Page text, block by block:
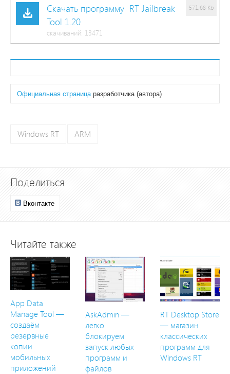
Скачать программу RT Jailbreak
Tool 1.20
cкачиваний: 13471
571,68 Kb
Официальная страница разработчика (автора)
Windows RT ARM
Поделиться
Вконтакте
Читайте также
App Data
Manage Tool —
создаём
резервные
копии
мобильных
приложений
AskAdmin —
легко
блокируем
запуск любых
программ и
файлов
RT Desktop Store
— магазин
классических
программ для
Windows RT